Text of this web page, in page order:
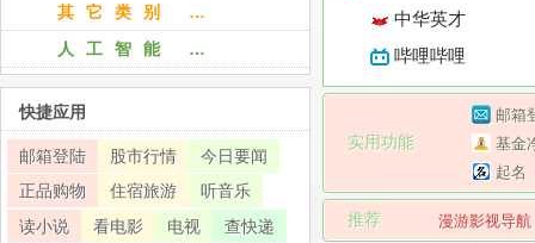
中华英才
哔哩哔哩
实用功能
邮箱
基金
起名
推荐 漫游影视导航
其它类别 …
人工智能 …
快捷应用
邮箱登陆 股市行情
今日要闻
正品购物
住宿旅游
听音乐
读小说
看电影 电视 查快递